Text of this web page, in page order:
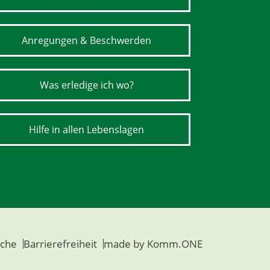
Anregungen & Beschwerden
Was erledige ich wo?
Hilfe in allen Lebenslagen
Barrierefreiheit made by Komm.ONE